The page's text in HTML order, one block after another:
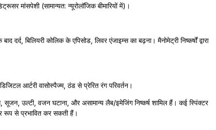
मांसपेशी (सामान्यत: न्यूरोलॉजिक बीमारियों में)।
बिलियरी कोलिक के एपिसोड, लिवर एंजाइम्स का बढ़ना। मैनोमेट्री निष्कर्षों द्वारा
आर्टरी वासोस्पैज्म, ठंड से प्रेरित रंग परिवर्तन।
सूजन, उल्टी, वजन घटाना, और असामान्य लैब/इमेजिंग निष्कर्ष शामिल हैं। कई स्पिंक्टर
रूप से प्रभावित कर सकती हैं।